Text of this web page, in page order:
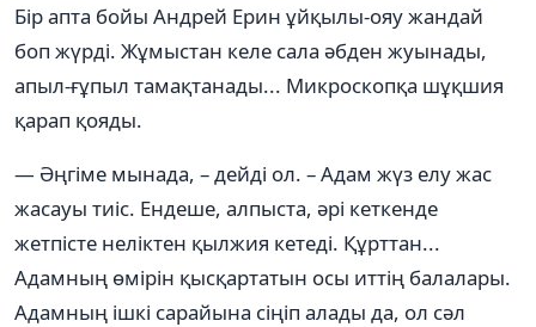
Бір апта бойы Андрей Ерин ұйқылы-ояу жандай
боп жүрді. Жұмыстан келе сала әбден жуынады,
апыл-ғұпыл тамақтанады... Микроскопқа шұқшия
қарап қояды.
— Әңгіме мынада, – дейді ол. – Адам жүз елу жас
жасауы тиіс. Ендеше, алпыста, әрі кеткенде
жетпісте неліктен қылжия кетеді. Құрттан...
Адамның өмірін қысқартатын осы иттің балалары.
Адамның ішкі сарайына сіңіп алады да, ол сәл